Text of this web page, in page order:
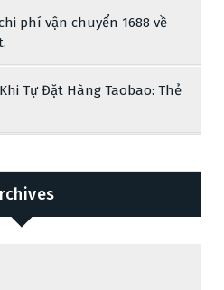
phí vận chuyển 1688 về
Tự Đặt Hàng Taobao: Thẻ